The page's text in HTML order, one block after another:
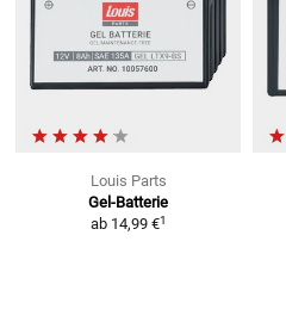
Louis Parts
Gel-Batterie
ab 14,99 €1